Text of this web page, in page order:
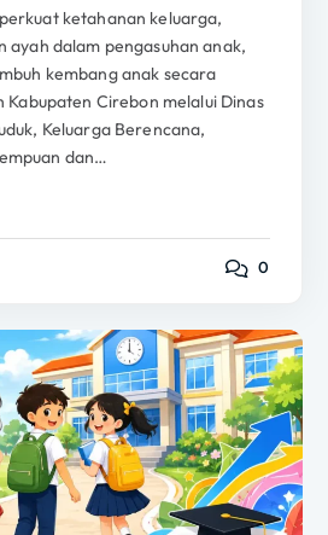
ketahanan keluarga,
ayah dalam pengasuhan anak,
kembang anak secara
Cirebon melalui Dinas
Keluarga Berencana,
dan…
0